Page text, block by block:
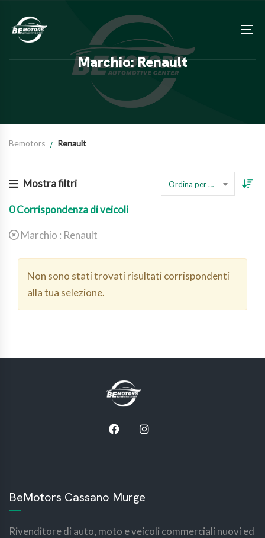
Marchio: Renault
Bemotors Renault
Mostra filtri Ordina per prezzo
0Corrispondenza di veicoli
Marchio : Renault
Non sono stati trovati risultati corrispondenti
alla tua selezione.
BeMotors Cassano Murge
Rivenditore di auto, moto e veicoli commerciali nuovi ed